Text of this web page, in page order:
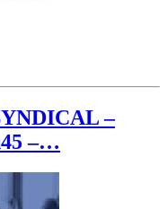
–
–…